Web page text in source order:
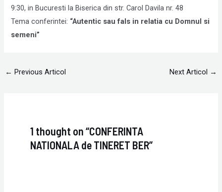
9:30, in Bucuresti la Biserica din str. Carol Davila nr. 48
Tema conferintei: “Autentic sau fals in relatia cu Domnul si
semeni”
← Previous Articol Next Articol →
1 thought on “CONFERINTA
NATIONALA de TINERET BER”